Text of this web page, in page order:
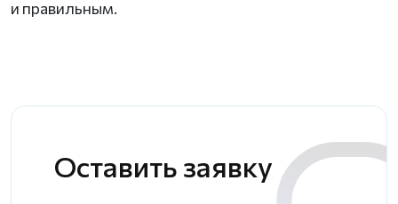
и правильным.
Оставить заявку